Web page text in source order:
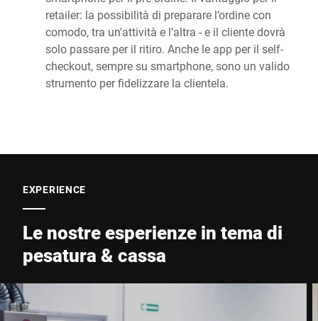
retailer: la possibilità di preparare l’ordine con
comodo, tra un'attività e l’altra - e il cliente dovrà
solo passare per il ritiro. Anche le app per il self-
checkout, sempre su smartphone, sono un valido
strumento per fidelizzare la clientela.
EXPERIENCE
Le nostre esperienze in tema di
pesatura & cassa